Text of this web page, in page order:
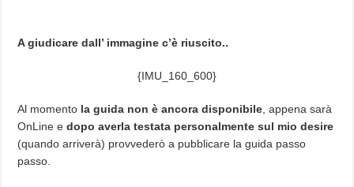
A giudicare dall’ immagine c’è riuscito..
{IMU_160_600}
Al momento la guida non è ancora disponibile , appena sarà
OnLine e dopo averla testata personalmente sul mio desire
(quando arriverà) provvederò a pubblicare la guida passo
passo.